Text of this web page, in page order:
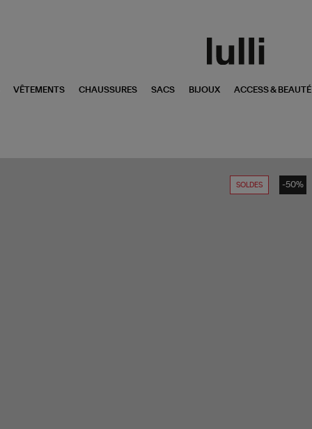
VÊTEMENTS CHAUSSURES SACS BIJOUX ACCESS & BEAUTÉ
SOLDES -50%